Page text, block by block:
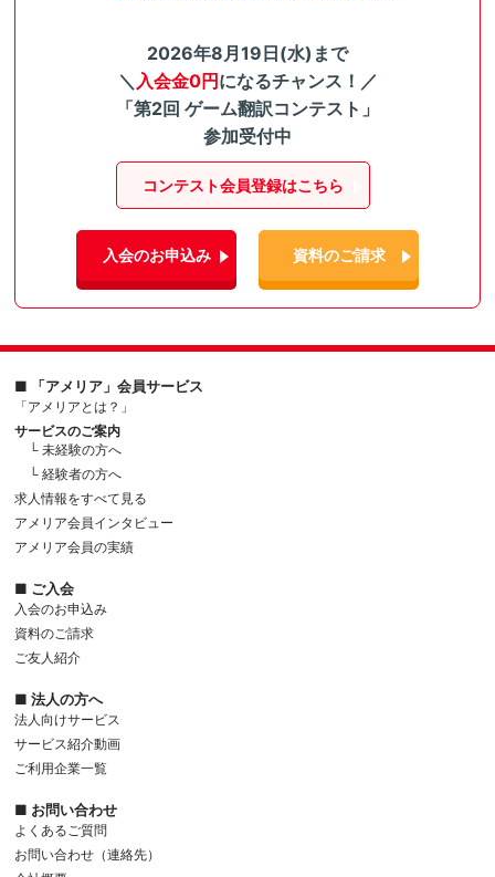
2026年8月19日(水)まで
＼ 入会金0円になるチャンス！／
「第2回 ゲーム翻訳コンテスト」
参加受付中
コンテスト会員登録はこちら
入会のお申込み 資料のご請求
■ 「アメリア」会員サービス
「アメリアとは？」
サービスのご案内
└ 未経験の方へ
└ 経験者の方へ
求人情報をすべて見る
アメリア会員インタビュー
アメリア会員の実績
■ ご入会
入会のお申込み
資料のご請求
ご友人紹介
■ 法人の方へ
法人向けサービス
サービス紹介動画
ご利用企業一覧
■ お問い合わせ
よくあるご質問
お問い合わせ（連絡先）